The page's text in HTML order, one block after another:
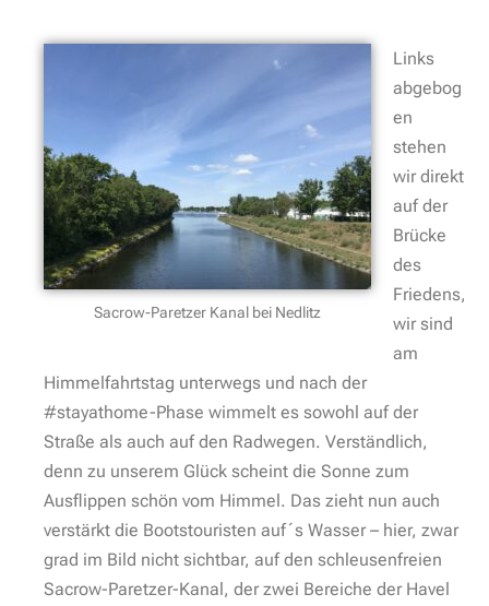
Sacrow-Paretzer Kanal bei Nedlitz
Links
abgebog
en
stehen
wir direkt
auf der
Brücke
des
Friedens,
wir sind
am
Himmelfahrtstag unterwegs und nach der
#stayathome-Phase wimmelt es sowohl auf der
Straße als auch auf den Radwegen. Verständlich,
denn zu unserem Glück scheint die Sonne zum
Ausflippen schön vom Himmel. Das zieht nun auch
verstärkt die Bootstouristen auf´s Wasser – hier, zwar
grad im Bild nicht sichtbar, auf den schleusenfreien
Sacrow-Paretzer-Kanal, der zwei Bereiche der Havel